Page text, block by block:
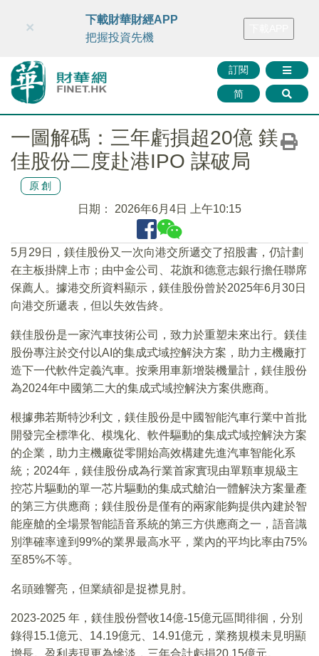
財華智庫網 FINTV FINMETA 財華證券 媒體矩陣
訂閱
简
×
下載財華財經APP
把握投資先機
一圖解碼：三年虧損超20億 鎂
佳股份二度赴港IPO 謀破局
原創
日期： 2026年6月4日 上午10:15
5月29日，鎂佳股份又一次向港交所遞交了招股書，仍計劃
在主板掛牌上市；由中金公司、花旗和德意志銀行擔任聯席
保薦人。據港交所資料顯示，鎂佳股份曾於2025年6月30日
向港交所遞表，但以失效告終。
鎂佳股份是一家汽車技術公司，致力於重塑未來出行。鎂佳
股份專注於交付以AI的集成式域控解決方案，助力主機廠打
造下一代軟件定義汽車。按乘用車新增裝機量計，鎂佳股份
為2024年中國第二大的集成式域控解決方案供應商。
根據弗若斯特沙利文，鎂佳股份是中國智能汽車行業中首批
開發完全標準化、模塊化、軟件驅動的集成式域控解決方案
的企業，助力主機廠從零開始高效構建先進汽車智能化系
統；2024年，鎂佳股份成為行業首家實現由單顆車規級主
控芯片驅動的單一芯片驅動的集成式艙泊一體解決方案量產
的第三方供應商；鎂佳股份是僅有的兩家能夠提供內建於智
能座艙的全場景智能語音系統的第三方供應商之一，語音識
別準確率達到99%的業界最高水平，業內的平均比率由75%
至85%不等。
名頭雖響亮，但業績卻是捉襟見肘。
2023-2025 年，鎂佳股份營收14億-15億元區間徘徊，分別
錄得15.1億元、14.19億元、14.91億元，業務規模未見明顯
增長。盈利表現更為慘淡，三年合計虧損20.15億元。